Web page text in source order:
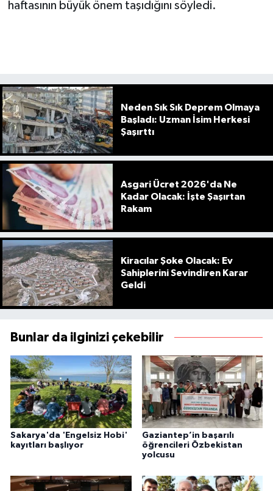
haftasının büyük önem taşıdığını söyledi.
Neden Sık Sık Deprem Olmaya
Başladı: Uzman İsim Herkesi
Şaşırttı
Asgari Ücret 2026'da Ne
Kadar Olacak: İşte Şaşırtan
Rakam
Kiracılar Şoke Olacak: Ev
Sahiplerini Sevindiren Karar
Geldi
Bunlar da ilginizi çekebilir
Sakarya'da 'Engelsiz Hobi'
kayıtları başlıyor
Gaziantep’in başarılı
öğrencileri Özbekistan
yolcusu